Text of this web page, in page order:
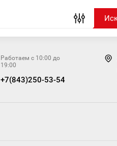
Работаем с 10:00 до
19:00
+7(843)250-53-54